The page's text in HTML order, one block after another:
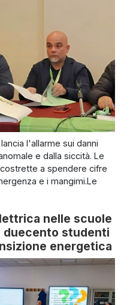
l'allarme sui danni
e dalla siccità. Le
a spendere cifre
e i mangimi.Le
nelle scuole
duecento studenti
energetica